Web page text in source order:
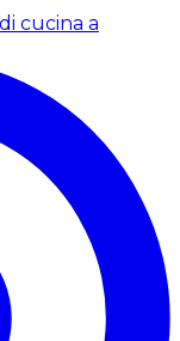
cucina a